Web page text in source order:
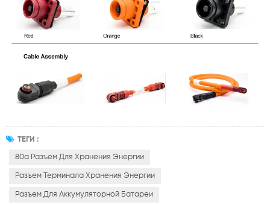
ТЕГИ :
80a Разъем Для Хранения Энергии
Разъем Терминала Хранения Энергии
Разъем Для Аккумуляторной Батареи